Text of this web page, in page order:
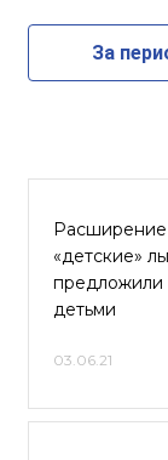
За
Расширение
«детские»
детьми
03.06.21